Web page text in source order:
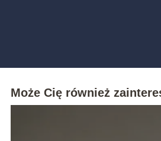
Może Cię również